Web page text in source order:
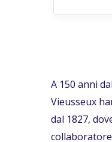
A 150 anni
Vieusseux
dal 1827,
collaboratore